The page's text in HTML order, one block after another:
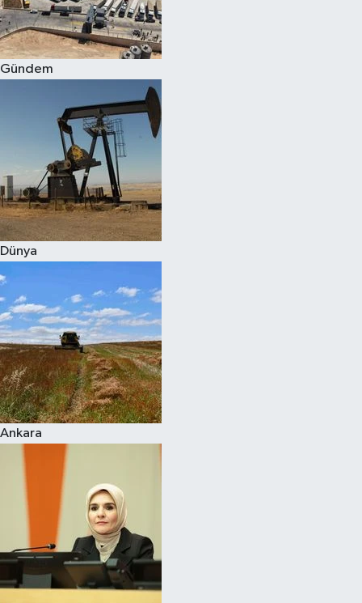
Gündem
Dünya
Ankara
Spor
Burç Yorumları
Çocuk
Eğitim
Hava Durumu
Kadın
Kültür Sanat
Sağlık
Siyaset
Teknoloji
Televizyon
Yaşam-Çevre